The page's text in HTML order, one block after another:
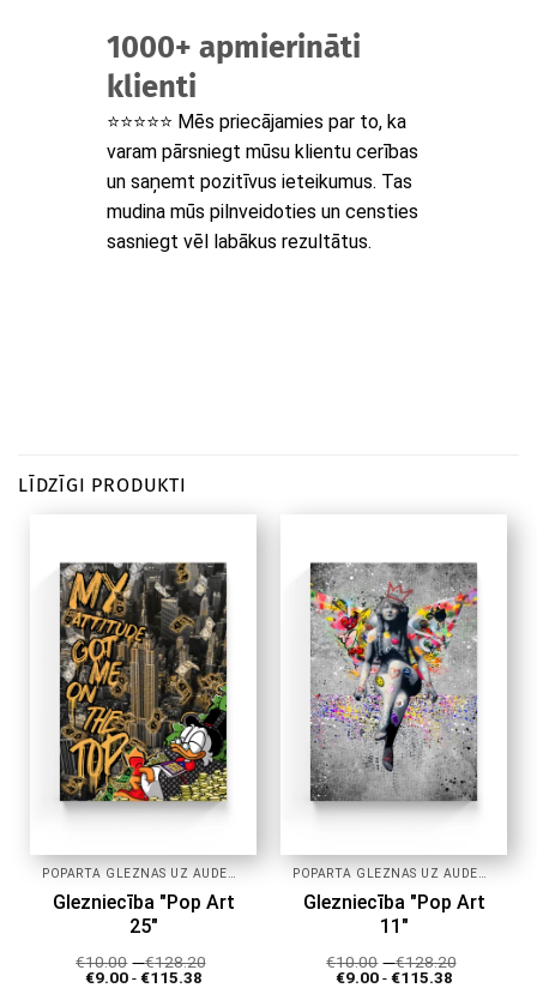
1000+ apmierināti
klienti
⭐⭐⭐⭐⭐ Mēs priecājamies par to, ka
varam pārsniegt mūsu klientu cerības
un saņemt pozitīvus ieteikumus. Tas
mudina mūs pilnveidoties un censties
sasniegt vēl labākus rezultātus.
LĪDZĪGI PRODUKTI
Glezniecība "Pop Art
25"
€10.00 -€128.20
€9.00-€115.38
Glezniecība "Pop Art
11"
€10.00 -€128.20
€9.00-€115.38